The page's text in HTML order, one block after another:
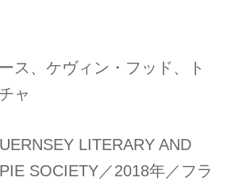
ス、ケヴィン・フッド、ト
ャ
LITERARY AND
SOCIETY／2018年／フラ